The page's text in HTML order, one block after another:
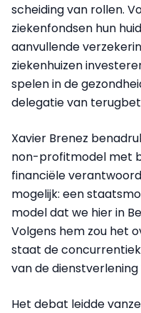
scheiding van rollen.
ziekenfondsen hun
aanvullende
ziekenhuizen
spelen in de
delegatie van
Xavier Brenez
non-profitmodel met
financiële
mogelijk: een
model dat we hier in
Volgens hem zou het
staat de
van de
Het debat leidde